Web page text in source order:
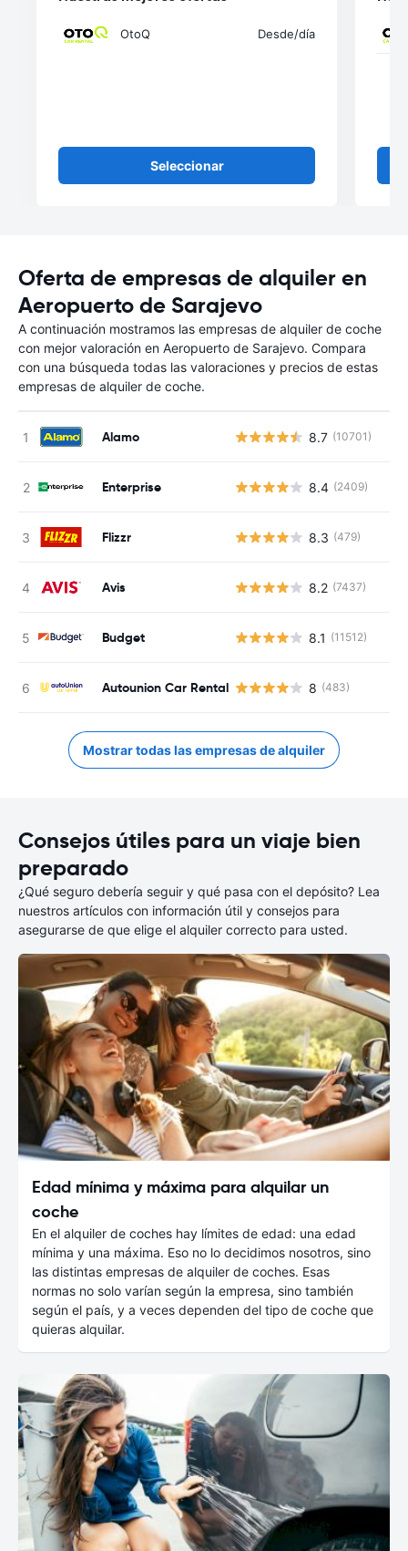
OtoQ Desde/día
Seleccionar
Oferta de empresas de alquiler en
Aeropuerto de Sarajevo
A continuación mostramos las empresas de alquiler de coche
con mejor valoración en Aeropuerto de Sarajevo. Compara
con una búsqueda todas las valoraciones y precios de estas
empresas de alquiler de coche.
Alamo 8.7 (10701)
Enterprise 8.4 (2409)
Flizzr 8.3 (479)
Avis 8.2 (7437)
Budget 8.1 (11512)
Autounion Car Rental 8 (483)
Mostrar todas las empresas de alquiler
Consejos útiles para un viaje bien
preparado
¿Qué seguro debería seguir y qué pasa con el depósito? Lea
nuestros artículos con información útil y consejos para
asegurarse de que elige el alquiler correcto para usted.
Edad mínima y máxima para alquilar un
coche
En el alquiler de coches hay límites de edad: una edad
mínima y una máxima. Eso no lo decidimos nosotros, sino
las distintas empresas de alquiler de coches. Esas
normas no solo varían según la empresa, sino también
según el país, y a veces dependen del tipo de coche que
quieras alquilar.